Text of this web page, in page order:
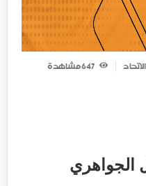
مشاهدة
الجواهري